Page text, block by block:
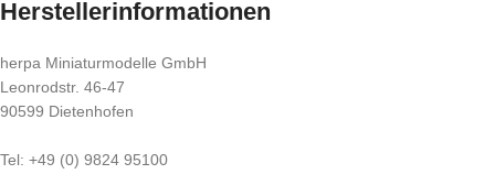
Herstellerinformationen
herpa Miniaturmodelle GmbH
Leonrodstr. 46-47
90599 Dietenhofen
Tel: +49 (0) 9824 95100